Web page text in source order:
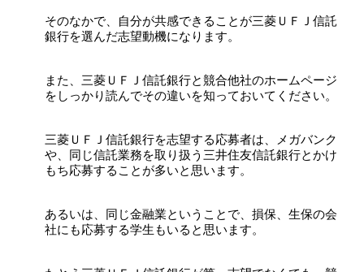
そのなかで、自分が共感できることが三菱ＵＦＪ信託
銀行を選んだ志望動機になります。
また、三菱ＵＦＪ信託銀行と競合他社のホームページ
をしっかり読んでその違いを知っておいてください。
三菱ＵＦＪ信託銀行を志望する応募者は、メガバンク
や、同じ信託業務を取り扱う三井住友信託銀行とかけ
もち応募することが多いと思います。
あるいは、同じ金融業ということで、損保、生保の会
社にも応募する学生もいると思います。